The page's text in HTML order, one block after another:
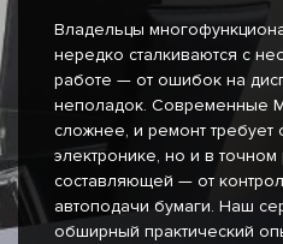
Владельцы
нередко сталкиваются с
работе — от ошибок на
неполадок. Современные
сложнее, и ремонт требует
электронике, но и в
составляющей — от
автоподачи бумаги. Наш
обширный практический